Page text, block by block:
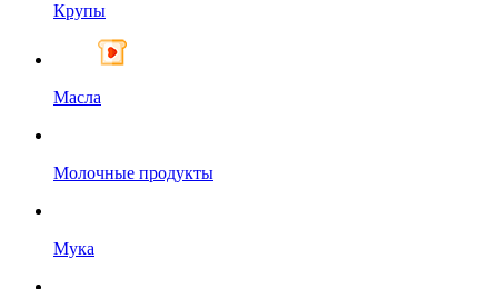
Крупы
Масла
Молочные продукты
Мука